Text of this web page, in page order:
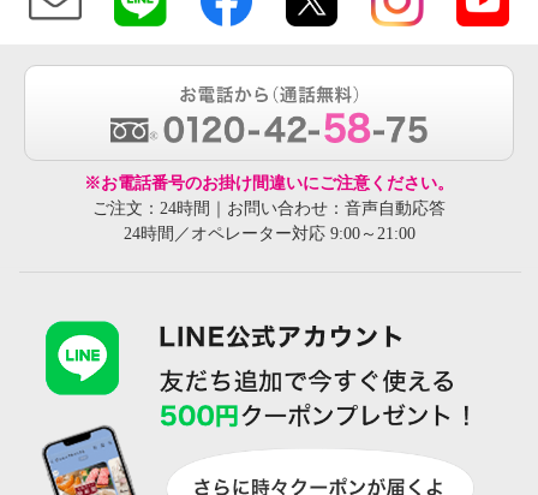
※お電話番号のお掛け間違いにご注意ください。
ご注文：24時間｜お問い合わせ：音声自動応答
24時間／オペレーター対応 9:00～21:00